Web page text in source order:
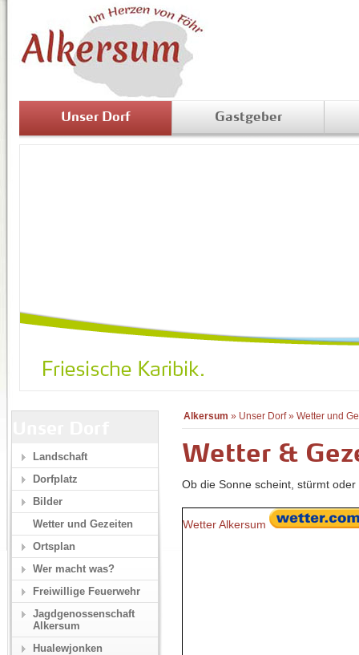
Unser Dorf Gastgeber
Alkersum » Unser Dorf» Wetter und
Wetter &
Ob die Sonne scheint, stürmt
Wetter Alkersum
Landschaft
Dorfplatz
Bilder
Wetter und Gezeiten
Ortsplan
Wer macht was?
Freiwillige Feuerwehr
Jagdgenossenschaft
Alkersum
Hualewjonken